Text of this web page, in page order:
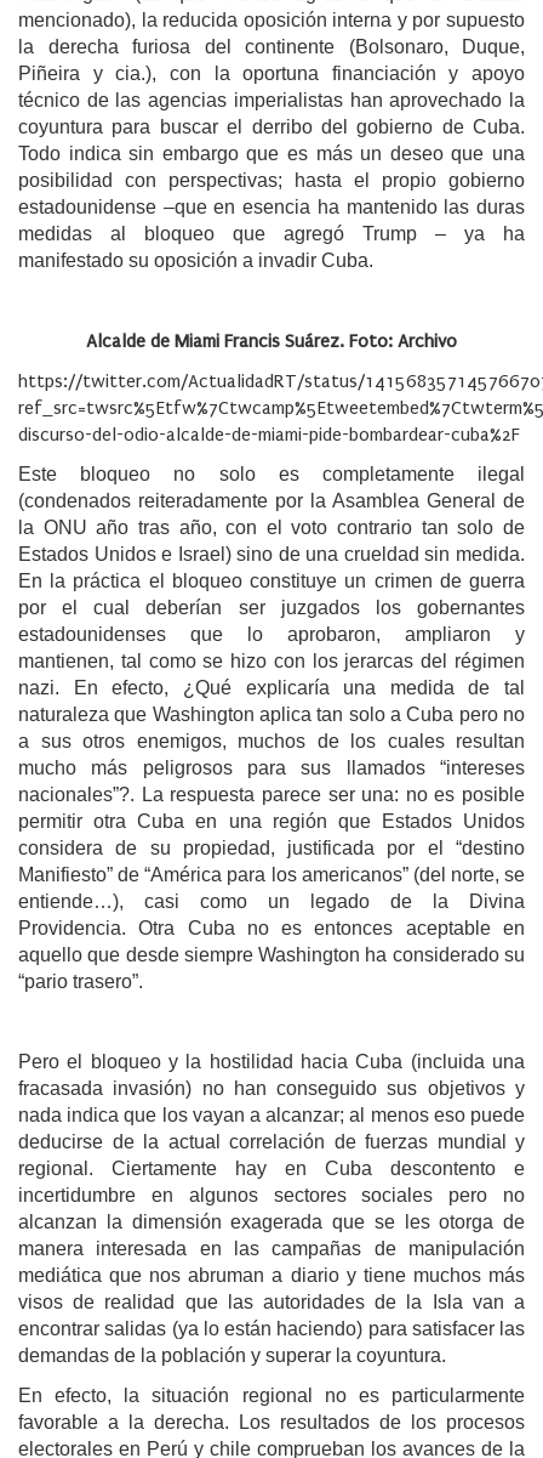
mencionado), la reducida oposición interna y por supuesto
la derecha furiosa del continente (Bolsonaro, Duque,
Piñeira y cia.), con la oportuna financiación y apoyo
técnico de las agencias imperialistas han aprovechado la
coyuntura para buscar el derribo del gobierno de Cuba.
Todo indica sin embargo que es más un deseo que una
posibilidad con perspectivas; hasta el propio gobierno
estadounidense –que en esencia ha mantenido las duras
medidas al bloqueo que agregó Trump – ya ha
manifestado su oposición a invadir Cuba.
Alcalde de Miami Francis Suárez. Foto: Archivo
https://twitter.com/ActualidadRT/status/
discurso-del-odio-alcalde-de-miami-pide-bombardear-cuba%2F
Este bloqueo no solo es completamente ilegal
(condenados reiteradamente por la Asamblea General de
la ONU año tras año, con el voto contrario tan solo de
Estados Unidos e Israel) sino de una crueldad sin medida.
En la práctica el bloqueo constituye un crimen de guerra
por el cual deberían ser juzgados los gobernantes
estadounidenses que lo aprobaron, ampliaron y
mantienen, tal como se hizo con los jerarcas del régimen
nazi. En efecto, ¿Qué explicaría una medida de tal
naturaleza que Washington aplica tan solo a Cuba pero no
a sus otros enemigos, muchos de los cuales resultan
mucho más peligrosos para sus llamados “intereses
nacionales”?. La respuesta parece ser una: no es posible
permitir otra Cuba en una región que Estados Unidos
considera de su propiedad, justificada por el “destino
Manifiesto” de “América para los americanos” (del norte, se
entiende…), casi como un legado de la Divina
Providencia. Otra Cuba no es entonces aceptable en
aquello que desde siempre Washington ha considerado su
“pario trasero”.
Pero el bloqueo y la hostilidad hacia Cuba (incluida una
fracasada invasión) no han conseguido sus objetivos y
nada indica que los vayan a alcanzar; al menos eso puede
deducirse de la actual correlación de fuerzas mundial y
regional. Ciertamente hay en Cuba descontento e
incertidumbre en algunos sectores sociales pero no
alcanzan la dimensión exagerada que se les otorga de
manera interesada en las campañas de manipulación
mediática que nos abruman a diario y tiene muchos más
visos de realidad que las autoridades de la Isla van a
encontrar salidas (ya lo están haciendo) para satisfacer las
demandas de la población y superar la coyuntura.
En efecto, la situación regional no es particularmente
favorable a la derecha. Los resultados de los procesos
electorales en Perú y chile comprueban los avances de la